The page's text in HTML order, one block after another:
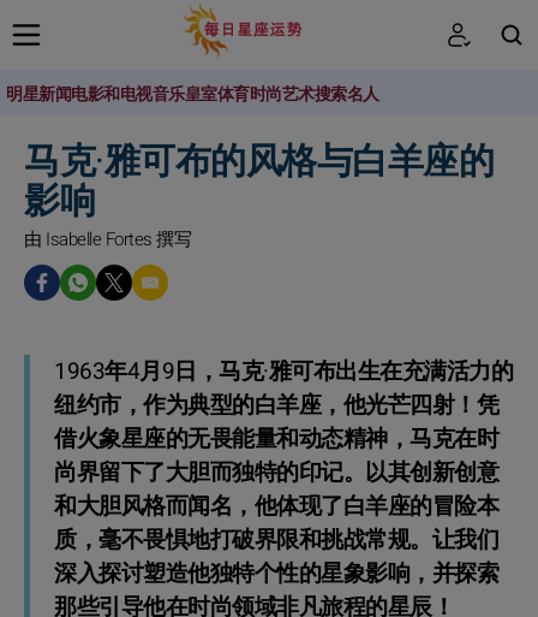
明星新闻电影和电视音乐皇室体育时尚艺术搜索名人
搜索
马克·雅可布的风格与白羊座的
影响
由 Isabelle Fortes 撰写
1963年4月9日，马克·雅可布出生在充满活力的
纽约市，作为典型的白羊座，他光芒四射！凭
借火象星座的无畏能量和动态精神，马克在时
尚界留下了大胆而独特的印记。以其创新创意
和大胆风格而闻名，他体现了白羊座的冒险本
质，毫不畏惧地打破界限和挑战常规。让我们
深入探讨塑造他独特个性的星象影响，并探索
那些引导他在时尚领域非凡旅程的星辰！